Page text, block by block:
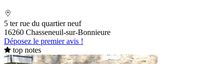
5 ter rue du quartier neuf
16260 Chasseneuil-sur-Bonnieure
Déposez le premier avis !
top notes